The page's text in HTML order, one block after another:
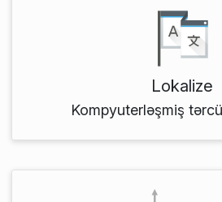
Lokalize
Kompyuterləşmiş